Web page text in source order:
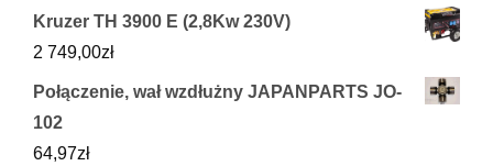
Kruzer TH 3900 E (2,8Kw 230V)
2 749,00zł
Połączenie, wał wzdłużny JAPANPARTS JO-
102
64,97zł